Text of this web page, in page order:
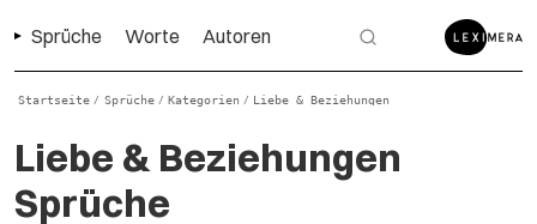
Sprüche Worte Autoren
Startseite / Sprüche / Kategorien / Liebe & Beziehungen
Liebe & Beziehungen
Sprüche